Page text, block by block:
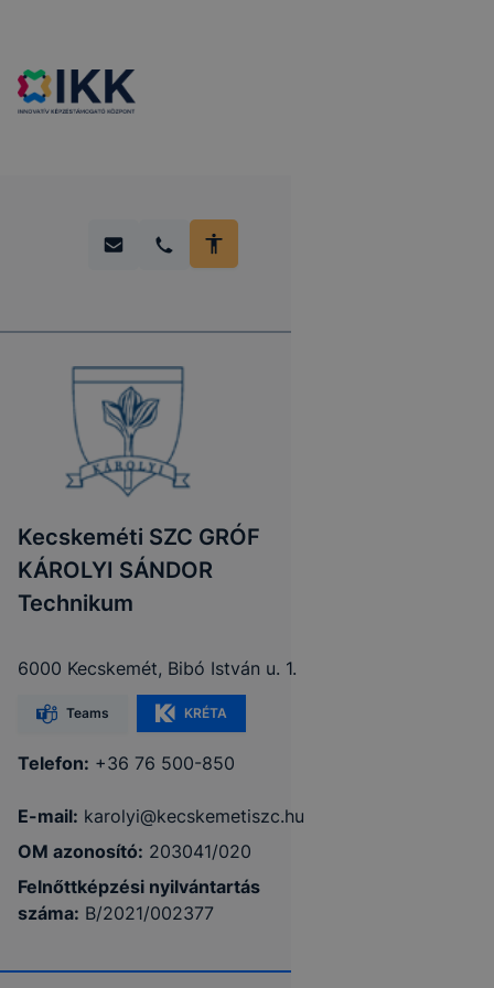
Kecskeméti SZC GRÓF
KÁROLYI SÁNDOR
Technikum
6000 Kecskemét, Bibó István u. 1.
Teams KRÉTA
Telefon: +36 76 500-850
E-mail: karolyi@kecskemetiszc.hu
OM azonosító: 203041/020
Felnőttképzési nyilvántartás
száma: B/2021/002377